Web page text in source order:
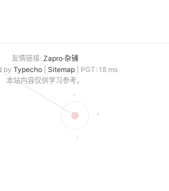
友情链接: Zapro·杂铺
by Typecho Sitemap | PGT: 18 ms
本站内容仅供学习参考。